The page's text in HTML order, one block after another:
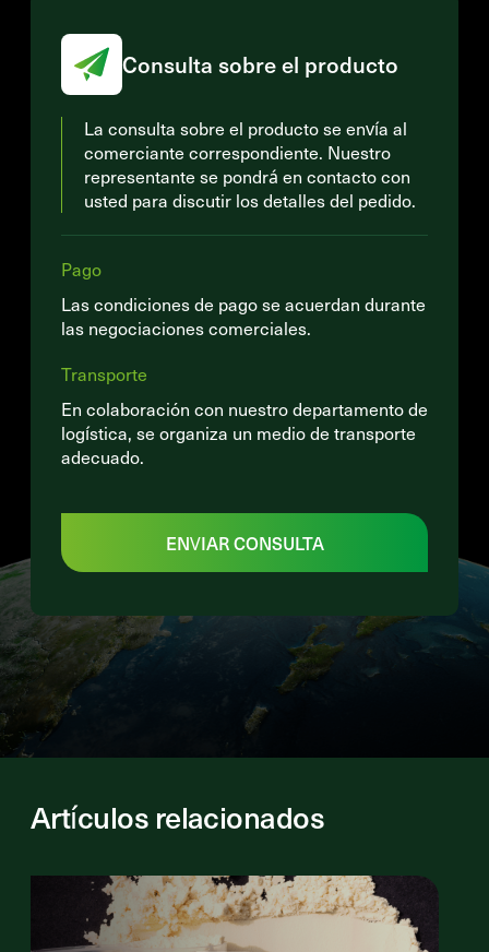
Consulta sobre el producto
La consulta sobre el producto se envía al
comerciante correspondiente. Nuestro
representante se pondrá en contacto con
usted para discutir los detalles del pedido.
Pago
Las condiciones de pago se acuerdan durante
las negociaciones comerciales.
Transporte
En colaboración con nuestro departamento de
logística, se organiza un medio de transporte
adecuado.
ENVIAR CONSULTA
Artículos relacionados